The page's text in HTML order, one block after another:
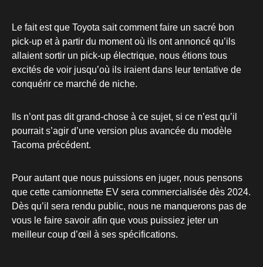
Le fait est que Toyota sait comment faire un sacré bon
pick-up et à partir du moment où ils ont annoncé qu’ils
allaient sortir un pick-up électrique, nous étions tous
excités de voir jusqu’où ils iraient dans leur tentative de
conquérir ce marché de niche.
Ils n’ont pas dit grand-chose à ce sujet, si ce n’est qu’il
pourrait s’agir d’une version plus avancée du modèle
Tacoma précédent.
Pour autant que nous puissions en juger, nous pensons
que cette camionnette EV sera commercialisée dès 2024.
Dès qu’il sera rendu public, nous ne manquerons pas de
vous le faire savoir afin que vous puissiez jeter un
meilleur coup d’œil à ses spécifications.